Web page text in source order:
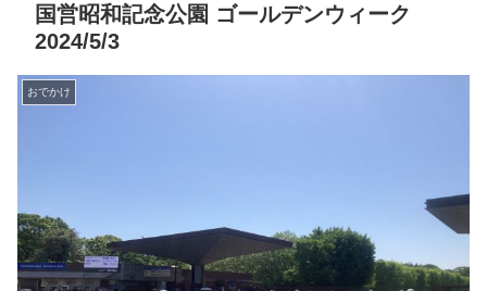
国営昭和記念公園 ゴールデンウィーク
2024/5/3
おでかけ